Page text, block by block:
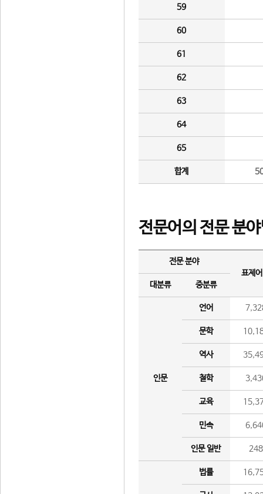
59
60
61
62
63
64
65
합계
전문어의 전문 분
전문 분야
표제
대분류
중분류
인문
언어
문학
역사
철학
교육
민속
인문 일반 248
법률